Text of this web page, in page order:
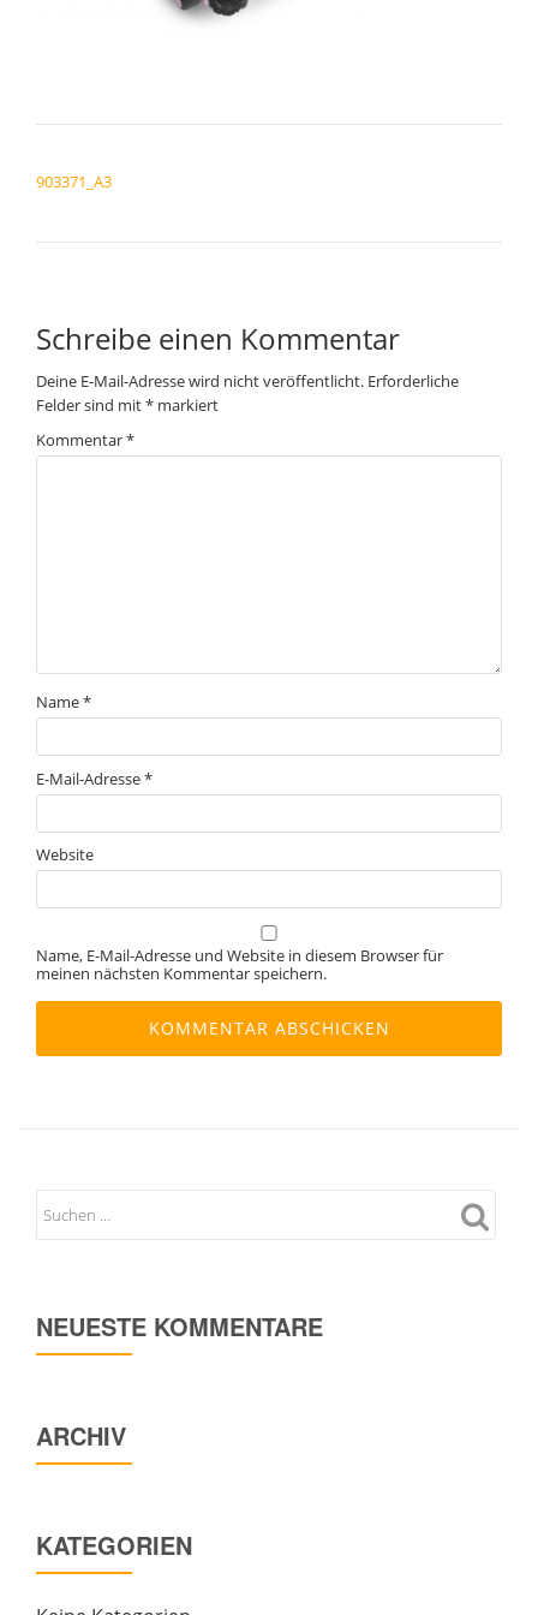
903371_A3
Schreibe einen Kommentar
Deine E-Mail-Adresse wird nicht veröffentlicht. Erforderliche
Felder sind mit* markiert
Kommentar*
Name*
E-Mail-Adresse*
Website
Name, E-Mail-Adresse und Website in diesem Browser für
meinen nächsten Kommentar speichern.
NEUESTE KOMMENTARE
ARCHIV
KATEGORIEN